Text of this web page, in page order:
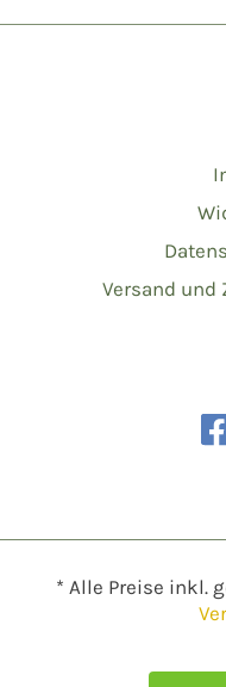
Versand und
* Alle Preise inkl.